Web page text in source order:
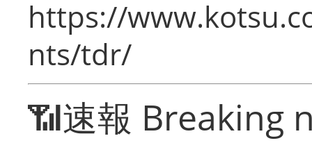
https://
nts/tdr/
📶速報 Breaking